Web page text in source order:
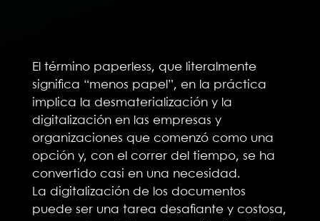
El término paperless, que literalmente
significa “menos papel”, en la práctica
implica la desmaterialización y la
digitalización en las empresas y
organizaciones que comenzó como una
opción y, con el correr del tiempo, se ha
convertido casi en una necesidad.
La digitalización de los documentos
puede ser una tarea desafiante y costosa,